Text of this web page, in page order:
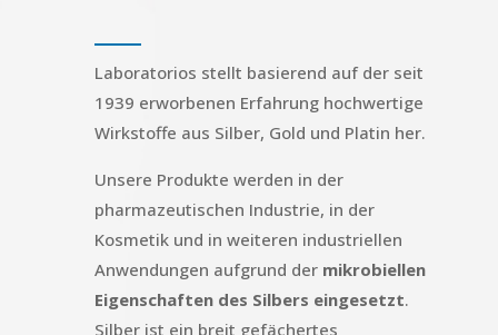
Laboratorios stellt basierend auf der seit
1939 erworbenen Erfahrung hochwertige
Wirkstoffe aus Silber, Gold und Platin her.
Unsere Produkte werden in der
pharmazeutischen Industrie, in der
Kosmetik und in weiteren industriellen
Anwendungen aufgrund der mikrobiellen
Eigenschaften des Silbers eingesetzt.
Silber ist ein breit gefächertes